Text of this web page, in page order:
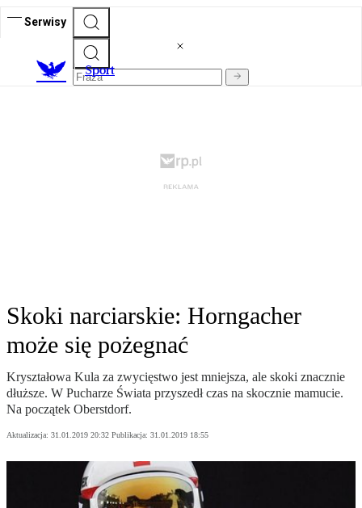
Serwisy
Sport
Skoki narciarskie: Horngacher
może się pożegnać
Kryształowa Kula za zwycięstwo jest mniejsza, ale skoki znacznie
dłuższe. W Pucharze Świata przyszedł czas na skocznie mamucie.
Na początek Oberstdorf.
Aktualizacja: 31.01.2019 20:32 Publikacja: 31.01.2019 18:55